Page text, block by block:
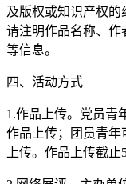
及版权或知识产权
请注明作品名称、作
等信息。
四、活动方式
1.作品上传。党员青
作品上传；团员青年
上传。作品上传截止